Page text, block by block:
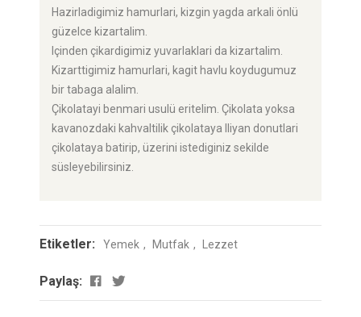
Hazirladigimiz hamurlari, kizgin yagda arkali önlü
güzelce kizartalim.
Içinden çikardigimiz yuvarlaklari da kizartalim.
Kizarttigimiz hamurlari, kagit havlu koydugumuz
bir tabaga alalim.
Çikolatayi benmari usulü eritelim. Çikolata yoksa
kavanozdaki kahvaltilik çikolataya Iliyan donutlari
çikolataya batirip, üzerini istediginiz sekilde
süsleyebilirsiniz.
Etiketler: Yemek Mutfak Lezzet
Paylaş: